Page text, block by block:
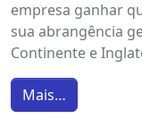
empresa ganhar
sua abrangência
Continente e
Mais…